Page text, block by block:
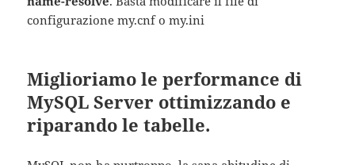
configurazione my.cnf o my.ini
Miglioriamo le performance di
MySQL Server ottimizzando e
riparando le tabelle.